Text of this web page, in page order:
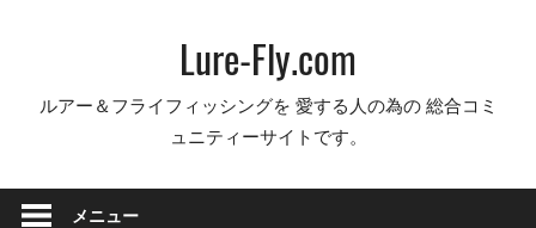
Lure-Fly.com
ルアー＆フライフィッシングを 愛する人の為の 総合コミ
ュニティーサイトです。
メニュー